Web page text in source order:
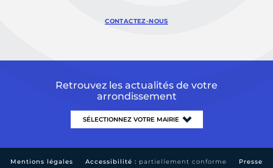
CONTACTEZ-NOUS
Retrouvez les actualités de votre
arrondissement
Mentions légales Accessibilité : partiellement conforme Presse